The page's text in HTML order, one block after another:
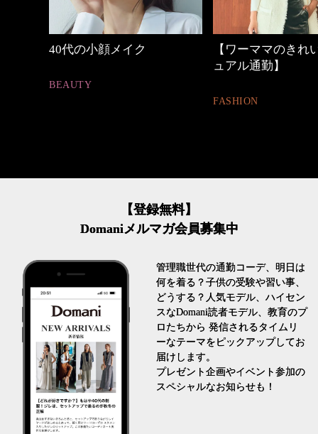
【ワーママのきれいめカジ
心地よくいられる
とは
FASHION
【登録無料】
Domaniメルマガ会員募集中
管理職世代の通勤コーデ、明日は
何を着る？子供の受験や習い事、
どうする？人気モデル、ハイセン
スなDomani読者モデル、教育のプ
ロたちから 発信されるタイムリ
ーなテーマをピックアップしてお
届けします。
プレゼント企画やイベント参加の
スペシャルなお知らせも！